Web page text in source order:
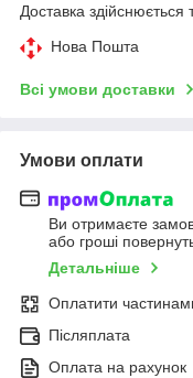
Доставка здійснюється
Нова Пошта
Всі умови доставки
Умови оплати
Ви отримаєте
або гроші
Детальніше
Оплатити
Післяплата
Оплата на рахунок